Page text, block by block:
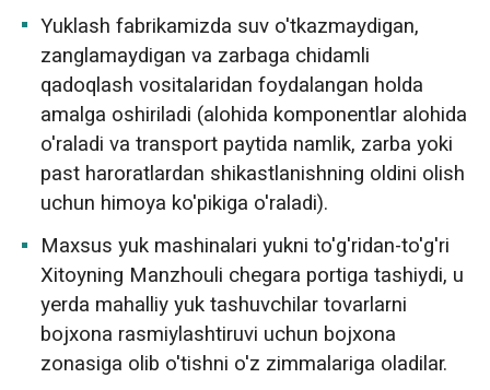
Yuklash fabrikamizda suv o'tkazmaydigan,
zanglamaydigan va zarbaga chidamli
qadoqlash vositalaridan foydalangan holda
amalga oshiriladi (alohida komponentlar alohida
o'raladi va transport paytida namlik, zarba yoki
past haroratlardan shikastlanishning oldini olish
uchun himoya ko'pikiga o'raladi).
Maxsus yuk mashinalari yukni to'g'ridan-to'g'ri
Xitoyning Manzhouli chegara portiga tashiydi, u
yerda mahalliy yuk tashuvchilar tovarlarni
bojxona rasmiylashtiruvi uchun bojxona
zonasiga olib o'tishni o'z zimmalariga oladilar.